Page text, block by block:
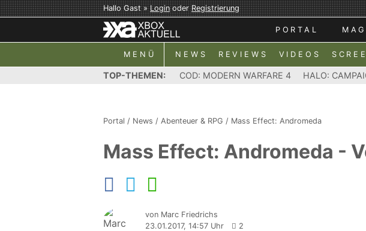
Hallo Gast »LoginoderRegistrierung
PORTAL
MENÜ NEWS REVIEWS VIDEOS
TOP-THEMEN: COD: MODERN WARFARE 4 HALO:
Portal / News / Abenteuer & RPG / Mass Effect: Andromeda
Mass Effect: Andromeda -
von Marc Friedrichs
23.01.2017, 14:57 Uhr
2